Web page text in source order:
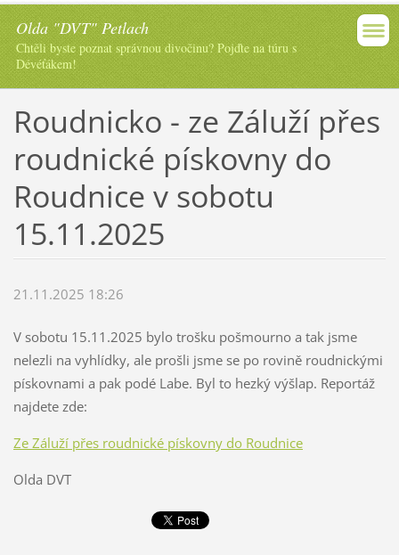
Olda "DVT" Petlach
Chtěli byste poznat správnou divočinu? Pojďte na túru s
Dévéťákem!
Roudnicko - ze Záluží přes
roudnické pískovny do
Roudnice v sobotu
15.11.2025
21.11.2025 18:26
V sobotu 15.11.2025 bylo trošku pošmourno a tak jsme
nelezli na vyhlídky, ale prošli jsme se po rovině roudnickými
pískovnami a pak podé Labe. Byl to hezký výšlap. Reportáž
najdete zde:
Ze Záluží přes roudnické pískovny do Roudnice
Olda DVT